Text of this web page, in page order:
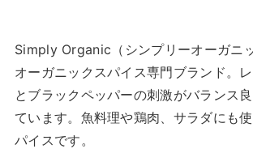
Simply Organic（シンプリーオーガニ
オーガニックスパイス専門ブランド。
とブラックペッパーの刺激がバランス
ています。魚料理や鶏肉、サラダにも
パイスです。